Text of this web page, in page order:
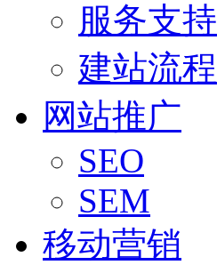
服务支持
建站流程
网站推广
SEO
SEM
移动营销